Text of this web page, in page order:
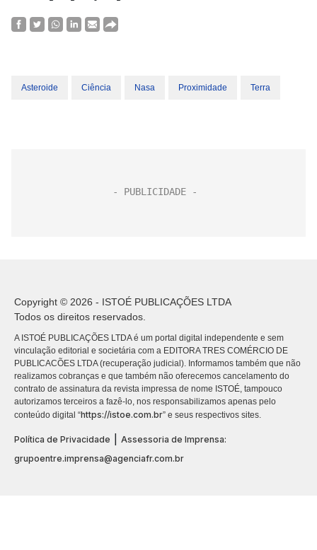
Asteroide Ciência Nasa Proximidade Terra
Copyright © 2026 - ISTOÉ PUBLICAÇÕES LTDA
Todos os direitos reservados.
A ISTOÉ PUBLICAÇÕES LTDA é um portal digital independente e sem
vinculação editorial e societária com a EDITORA TRES COMÉRCIO DE
PUBLICACÕES LTDA (recuperação judicial). Informamos também que não
realizamos cobranças e que também não oferecemos cancelamento do
contrato de assinatura da revista impressa de nome ISTOÉ, tampouco
autorizamos terceiros a fazê-lo, nos responsabilizamos apenas pelo
conteúdo digital “https://istoe.com.br” e seus respectivos sites.
Política de Privacidade
Assessoria de Imprensa:
grupoentre.imprensa@agenciafr.com.br